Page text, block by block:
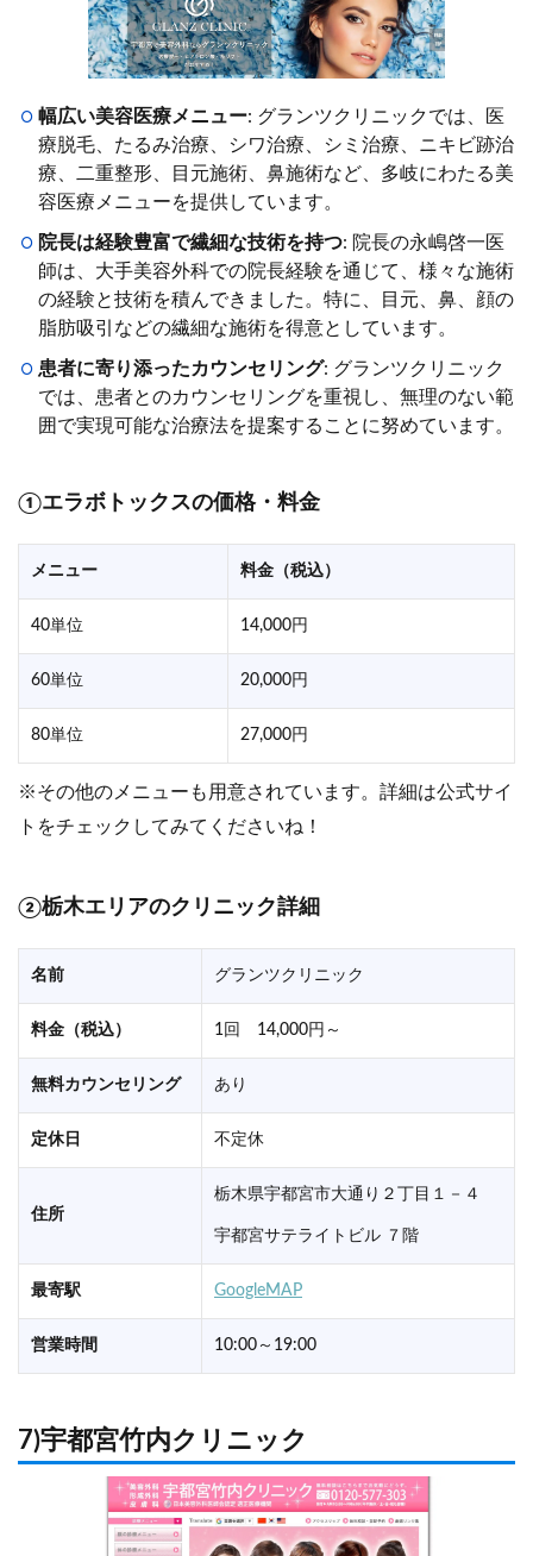
幅広い美容医療メニュー: グランツクリニックでは、医
療脱毛、たるみ治療、シワ治療、シミ治療、ニキビ跡治
療、二重整形、目元施術、鼻施術など、多岐にわたる美
容医療メニューを提供しています。
院長は経験豊富で繊細な技術を持つ: 院長の永嶋啓一医
師は、大手美容外科での院長経験を通じて、様々な施術
の経験と技術を積んできました。特に、目元、鼻、顔の
脂肪吸引などの繊細な施術を得意としています。
患者に寄り添ったカウンセリング: グランツクリニック
では、患者とのカウンセリングを重視し、無理のない範
囲で実現可能な治療法を提案することに努めています。
①エラボトックスの価格・料金
メニュー 料金（税込）
40単位 14,000円
60単位 20,000円
80単位 27,000円
※その他のメニューも用意されています。詳細は公式サイ
トをチェックしてみてくださいね！
②栃木エリアのクリニック詳細
名前 グランツクリニック
料金（税込） 1回 14,000円～
無料カウンセリング あり
定休日 不定休
住所
栃木県宇都宮市大通り２丁目１－４
宇都宮サテライトビル ７階
最寄駅 GoogleMAP
営業時間 10:00～19:00
7)宇都宮竹内クリニック